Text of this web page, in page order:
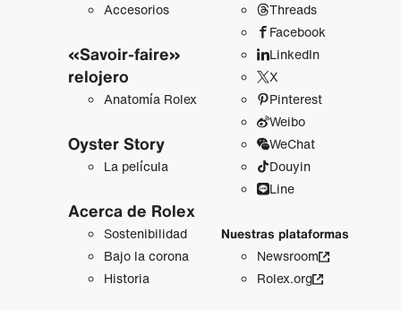
Accesorios
«Savoir-faire»
relojero
Anatomía Rolex
Oyster Story
La película
Acerca de Rolex
Sostenibilidad
Bajo la corona
Historia
Threads
Facebook
LinkedIn
X
Pinterest
Weibo
WeChat
Douyin
Line
Nuestras plataformas
Newsroom
Rolex.org